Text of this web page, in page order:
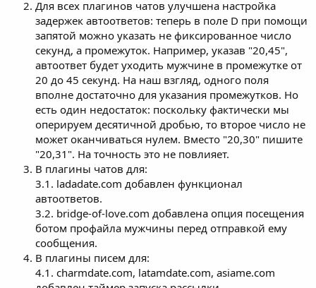
Для всех плагинов чатов улучшена настройка
задержек автоответов: теперь в поле D при помощи
запятой можно указать не фиксированное число
секунд, а промежуток. Например, указав "20,45",
автоответ будет уходить мужчине в промежутке от
20 до 45 секунд. На наш взгляд, одного поля
вполне достаточно для указания промежутков. Но
есть один недостаток: поскольку фактически мы
оперируем десятичной дробью, то второе число не
может оканчиваться нулем. Вместо "20,30" пишите
"20,31". На точность это не повлияет.
В плагины чатов для:
3.1. ladadate.com добавлен функционал
автоответов.
3.2. bridge-of-love.com добавлена опция посещения
ботом профайла мужчины перед отправкой ему
сообщения.
В плагины писем для:
4.1. charmdate.com, latamdate.com, asiame.com